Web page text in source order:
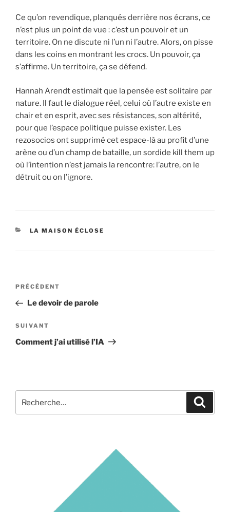
Ce qu’on revendique, planqués derrière nos écrans, ce
n’est plus un point de vue : c’est un pouvoir et un
territoire. On ne discute ni l’un ni l’autre. Alors, on pisse
dans les coins en montrant les crocs. Un pouvoir, ça
s’affirme. Un territoire, ça se défend.
Hannah Arendt estimait que la pensée est solitaire par
nature. Il faut le dialogue réel, celui où l’autre existe en
chair et en esprit, avec ses résistances, son altérité,
pour que l’espace politique puisse exister. Les
rezosocios ont supprimé cet espace-là au profit d’une
arène ou d’un champ de bataille, un sordide kill them up
où l’intention n’est jamais la rencontre: l’autre, on le
détruit ou on l’ignore.
CATÉGORIES
LA MAISON ÉCLOSE
Navigation
l’article
Article
précédent
PRÉCÉDENT
Le devoir de parole
Article
suivant
SUIVANT
Comment j’ai utilisé l’IA
pour